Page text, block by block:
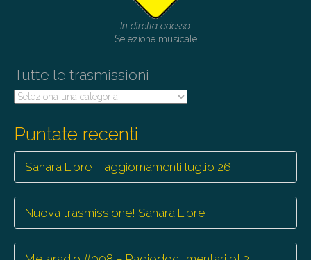
In diretta adesso:
Selezione musicale
Tutte le trasmissioni
Tutte
Puntate recenti
Sahara Libre – aggiornamenti luglio 26
Nuova trasmissione! Sahara Libre